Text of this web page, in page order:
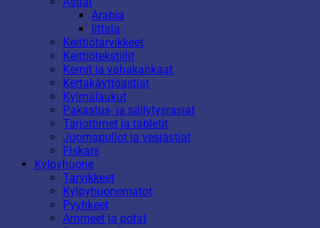
Arabia
Iittala
Keittiötarvikkeet
Keittiötekstiilit
Kernit ja vahakankaat
Kertakäyttöastiat
Kylmälaukut
Pakastus- ja säilytysrasiat
Tarjottimet ja tabletit
Juomapullot ja vesiastiat
Fiskars
Kylpyhuone
Tarvikkeet
Kylpyhuonematot
Pyyhkeet
Ammeet ja potat